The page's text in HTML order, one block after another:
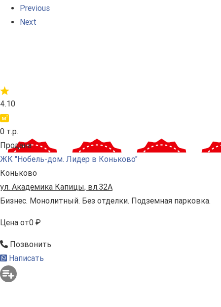
Previous
Next
4.10
0 т.р.
Продана
ЖК "Нобель-дом. Лидер в Коньково"
Коньково
ул. Академика Капицы, вл.32А
Бизнес. Монолитный. Без отделки. Подземная парковка.
Цена от0 ₽
Позвонить
Написать